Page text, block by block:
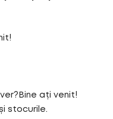
ați venit!
stocurile.